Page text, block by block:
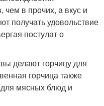
в прочих, а вкус и
получать удовольствие
постулат о
делают горчицу для
горчица также
для мясных блюд и